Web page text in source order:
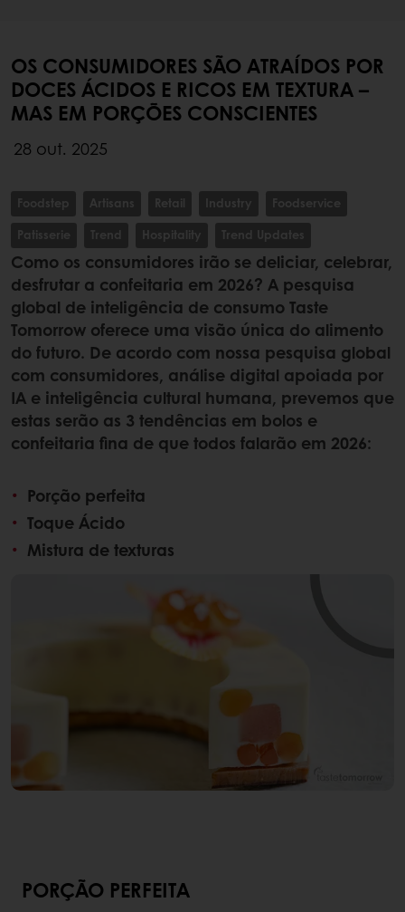
OS CONSUMIDORES SÃO ATRAÍDOS POR
DOCES ÁCIDOS E RICOS EM TEXTURA –
MAS EM PORÇÕES CONSCIENTES
28 out. 2025
Foodstep Artisans Retail Industry
Foodservice
Patisserie
Trend Hospitality Trend Updates
Como os consumidores irão se deliciar, celebrar,
desfrutar a confeitaria em 2026? A pesquisa
global de inteligência de consumo Taste
Tomorrow oferece uma visão única do alimento
do futuro. De acordo com nossa pesquisa global
com consumidores, análise digital apoiada por
IA e inteligência cultural humana, prevemos que
estas serão as 3 tendências em bolos e
confeitaria fina de que todos falarão em 2026:
Porção perfeita
Toque Ácido
Mistura de texturas
PORÇÃO PERFEITA